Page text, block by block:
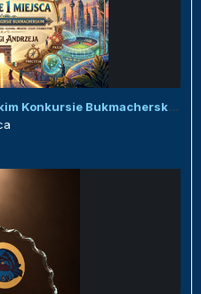
Honorowy dyplom w Malawijskim Konkursie Bukmacherskim :)